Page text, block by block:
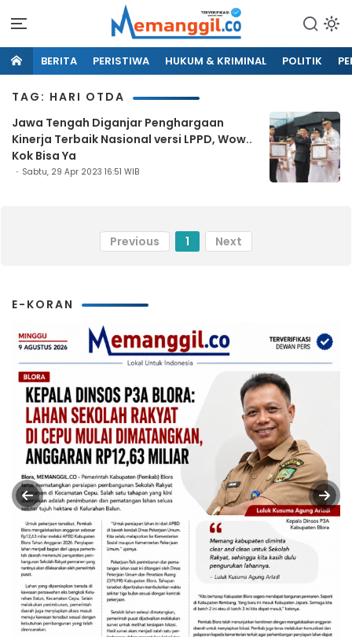
BERITA PERISTIWA HUKUM & KRIMINAL POLITIK
TAG: HARI OTDA
Jawa Tengah Diganjar Penghargaan
Kinerja Terbaik Nasional versi LPPD, Wow..
Kok Bisa Ya
Sabtu, 29 Apr 2023 16:51 WIB
Previous 1 Next
E-KORAN